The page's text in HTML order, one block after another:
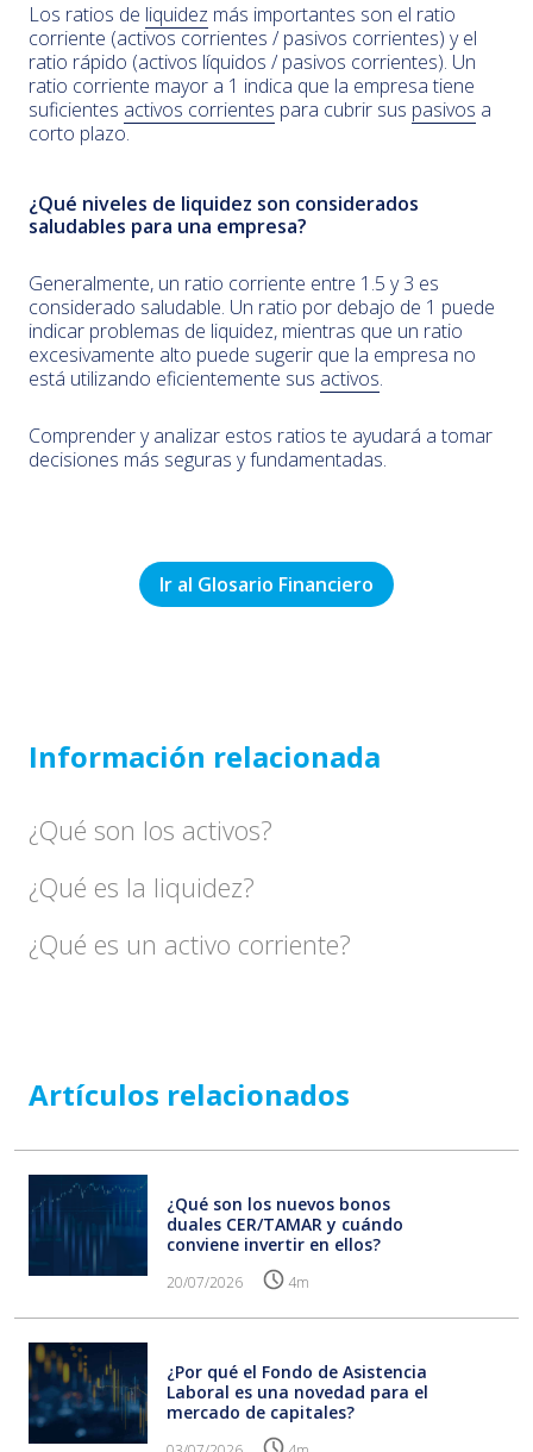
Los ratios de liquidez más importantes son el ratio
corriente (activos corrientes / pasivos corrientes) y el
ratio rápido (activos líquidos / pasivos corrientes). Un
ratio corriente mayor a 1 indica que la empresa tiene
suficientes activos corrientes para cubrir sus pasivos a
corto plazo.
¿Qué niveles de liquidez son considerados
saludables para una empresa?
Generalmente, un ratio corriente entre 1.5 y 3 es
considerado saludable. Un ratio por debajo de 1 puede
indicar problemas de liquidez, mientras que un ratio
excesivamente alto puede sugerir que la empresa no
está utilizando eficientemente sus activos.
Comprender y analizar estos ratios te ayudará a tomar
decisiones más seguras y fundamentadas.
Ir al Glosario Financiero
Información relacionada
¿Qué son los activos?
¿Qué es la liquidez?
¿Qué es un activo corriente?
Artículos relacionados
¿Qué son los nuevos bonos
duales CER/TAMAR y cuándo
conviene invertir en ellos?
20/07/2026 4m
¿Por qué el Fondo de Asistencia
Laboral es una novedad para el
mercado de capitales?